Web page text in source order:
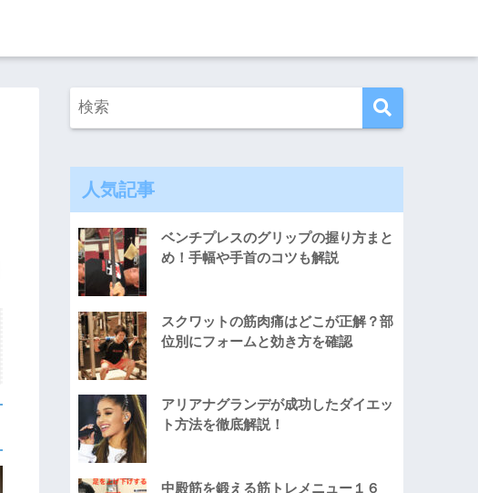
人気記事
ベンチプレスのグリップの握り方まと
め！手幅や手首のコツも解説
スクワットの筋肉痛はどこが正解？部
位別にフォームと効き方を確認
アリアナグランデが成功したダイエッ
ト方法を徹底解説！
中殿筋を鍛える筋トレメニュー１６